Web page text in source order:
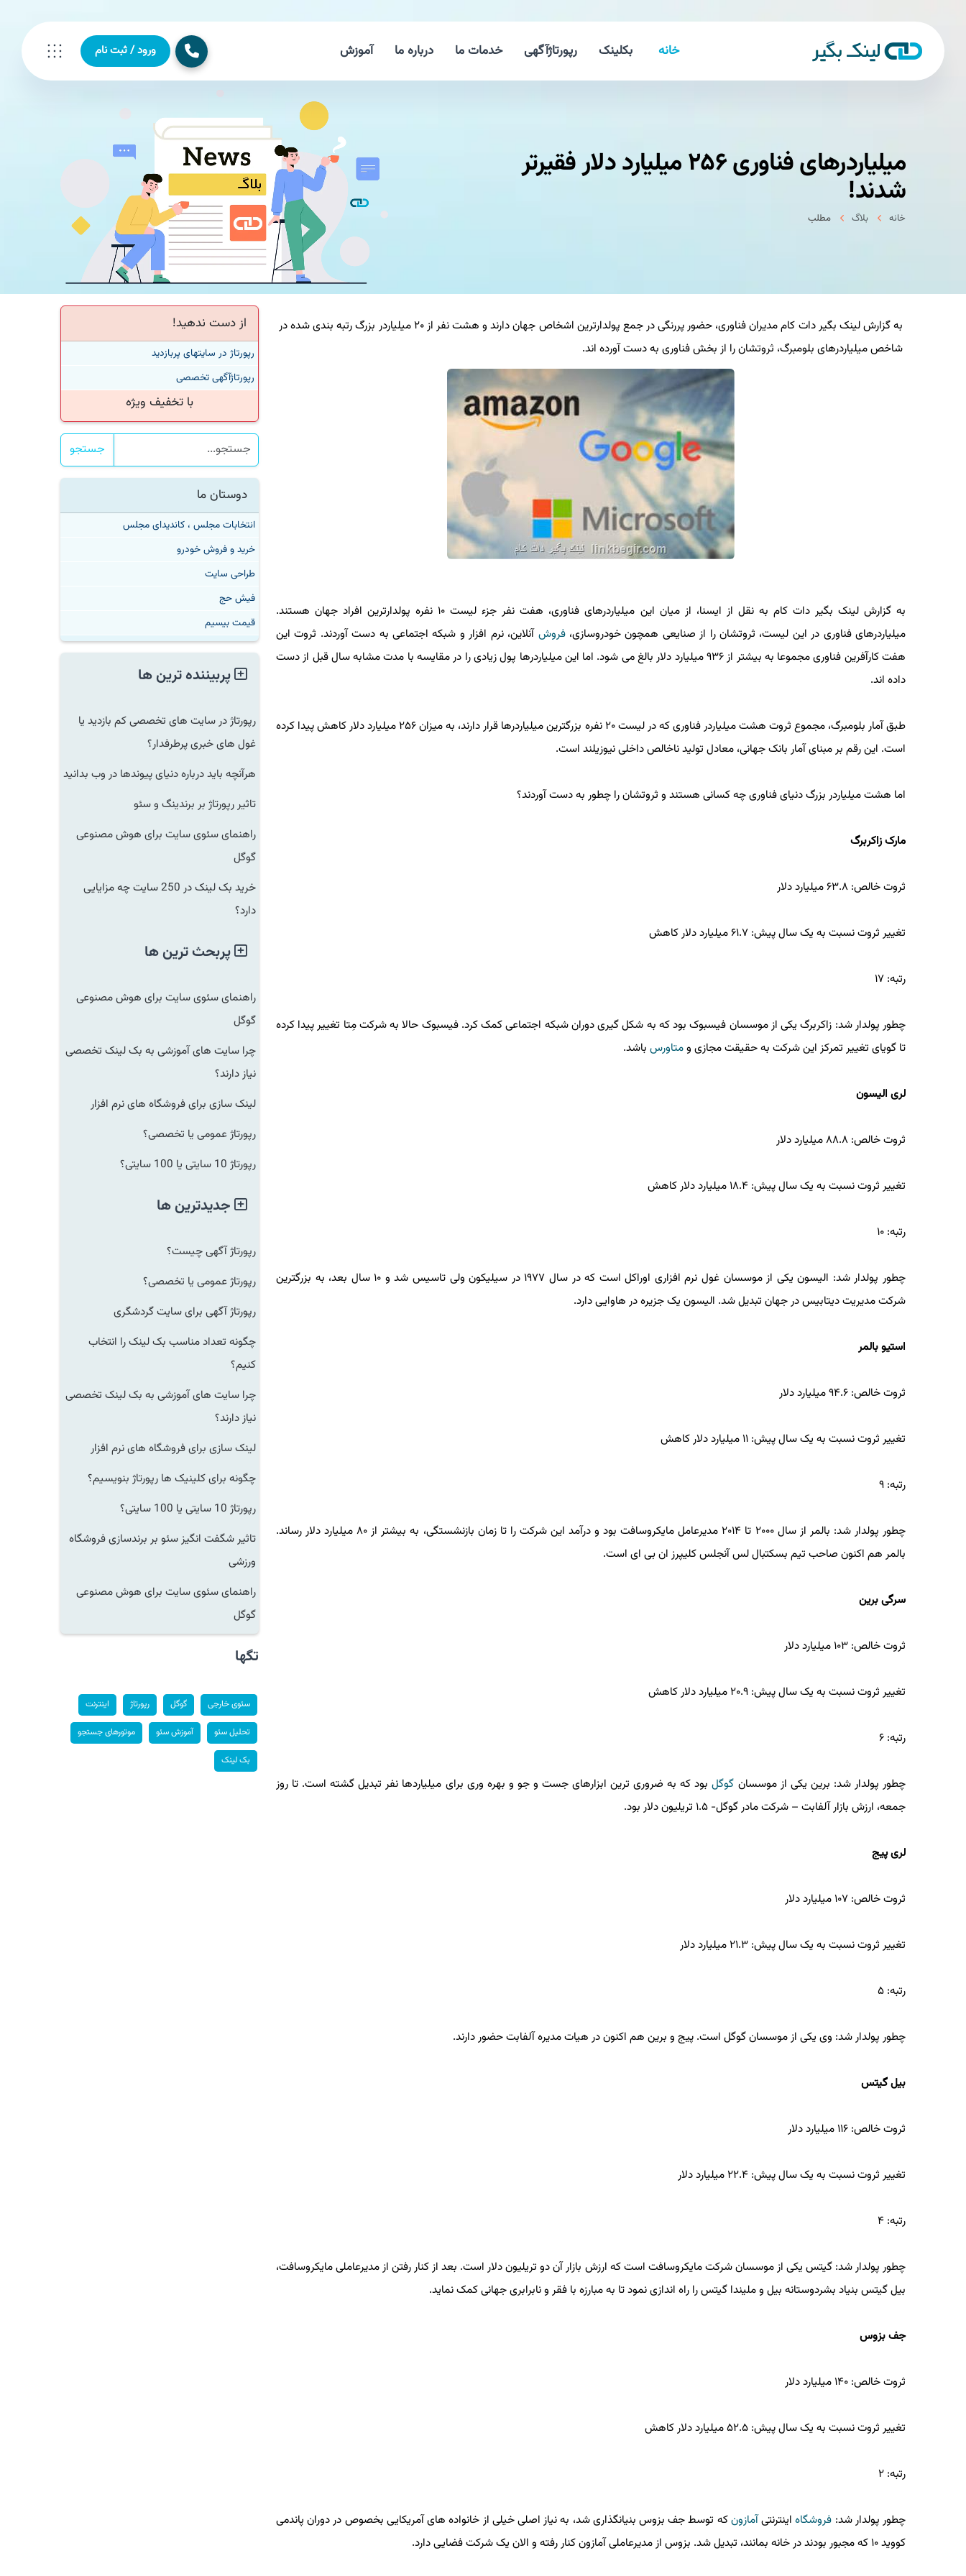
خانه بکلینک رپورتاژآگهی خدمات ما درباره ما آموزش ورود / ثبت نام
میلیاردرهای فناوری ۲۵۶ میلیارد دلار فقیرتر
شدند!
خانه بلاگ مطلب
به گزارش لینک بگیر دات کام مدیران فناوری، حضور پررنگی در جمع پولدارترین اشخاص جهان دارند و هشت نفر از ۲۰ میلیاردر بزرگ رتبه بندی شده در
شاخص میلیاردرهای بلومبرگ، ثروتشان را از بخش فناوری به دست آورده اند.
به گزارش لینک بگیر دات کام به نقل از ایسنا، از میان این میلیاردرهای فناوری، هفت نفر جزء لیست ۱۰ نفره پولدارترین افراد جهان هستند.
میلیاردرهای فناوری در این لیست، ثروتشان را از صنایعی همچون خودروسازی،فروش آنلاین، نرم افزار و شبکه اجتماعی به دست آوردند. ثروت این
هفت کارآفرین فناوری مجموعا به بیشتر از ۹۳۶ میلیارد دلار بالغ می شود. اما این میلیاردرها پول زیادی را در مقایسه با مدت مشابه سال قبل از دست
داده اند.
طبق آمار بلومبرگ، مجموع ثروت هشت میلیاردر فناوری که در لیست ۲۰ نفره بزرگترین میلیاردرها قرار دارند، به میزان ۲۵۶ میلیارد دلار کاهش پیدا کرده
است. این رقم بر مبنای آمار بانک جهانی، معادل تولید ناخالص داخلی نیوزیلند است.
اما هشت میلیاردر بزرگ دنیای فناوری چه کسانی هستند و ثروتشان را چطور به دست آوردند؟
مارک زاکربرگ
ثروت خالص: ۶۳.۸ میلیارد دلار
تغییر ثروت نسبت به یک سال پیش: ۶۱.۷ میلیارد دلار کاهش
رتبه: ۱۷
چطور پولدار شد: زاکربرگ یکی از موسسان فیسبوک بود که به شکل گیری دوران شبکه اجتماعی کمک کرد. فیسبوک حالا به شرکت مِتا تغییر پیدا کرده
تا گویای تغییر تمرکز این شرکت به حقیقت مجازی ومتاورس باشد.
لری الیسون
ثروت خالص: ۸۸.۸ میلیارد دلار
تغییر ثروت نسبت به یک سال پیش: ۱۸.۴ میلیارد دلار کاهش
رتبه: ۱۰
چطور پولدار شد: الیسون یکی از موسسان غول نرم افزاری اوراکل است که در سال ۱۹۷۷ در سیلیکون ولی تاسیس شد و ۱۰ سال بعد، به بزرگترین
شرکت مدیریت دیتابیس در جهان تبدیل شد. الیسون یک جزیره در هاوایی دارد.
استیو بالمر
ثروت خالص: ۹۴.۶ میلیارد دلار
تغییر ثروت نسبت به یک سال پیش: ۱۱ میلیارد دلار کاهش
رتبه: ۹
چطور پولدار شد: بالمر از سال ۲۰۰۰ تا ۲۰۱۴ مدیرعامل مایکروسافت بود و درآمد این شرکت را تا زمان بازنشستگی، به بیشتر از ۸۰ میلیارد دلار رساند.
بالمر هم اکنون صاحب تیم بسکتبال لس آنجلس کلیپرز ان بی ای است.
سرگی برین
ثروت خالص: ۱۰۳ میلیارد دلار
تغییر ثروت نسبت به یک سال پیش: ۲۰.۹ میلیارد دلار کاهش
رتبه: ۶
چطور پولدار شد: برین یکی از موسسان گوگلبود که به ضروری ترین ابزارهای جست و جو و بهره وری برای میلیاردها نفر تبدیل گشته است. تا روز
جمعه، ارزش بازار آلفابت – شرکت مادر گوگل- ۱.۵ تریلیون دلار بود.
لری پیج
ثروت خالص: ۱۰۷ میلیارد دلار
تغییر ثروت نسبت به یک سال پیش: ۲۱.۳ میلیارد دلار
رتبه: ۵
چطور پولدار شد: وی یکی از موسسان گوگل است. پیج و برین هم اکنون در هیات مدیره آلفابت حضور دارند.
بیل گیتس
ثروت خالص: ۱۱۶ میلیارد دلار
تغییر ثروت نسبت به یک سال پیش: ۲۲.۴ میلیارد دلار
رتبه: ۴
چطور پولدار شد: گیتس یکی از موسسان شرکت مایکروسافت است که ارزش بازار آن دو تریلیون دلار است. بعد از کنار رفتن از مدیرعاملی مایکروسافت،
بیل گیتس بنیاد بشردوستانه بیل و ملیندا گیتس را راه اندازی نمود تا به مبارزه با فقر و نابرابری جهانی کمک نماید.
جف بزوس
ثروت خالص: ۱۴۰ میلیارد دلار
تغییر ثروت نسبت به یک سال پیش: ۵۲.۵ میلیارد دلار کاهش
رتبه: ۲
چطور پولدار شد: فروشگاهاینترنتیآمازونکه توسط جف بزوس بنیانگذاری شد، به نیاز اصلی خیلی از خانواده های آمریکایی بخصوص در دوران پاندمی
کووید ۱۰ که مجبور بودند در خانه بمانند، تبدیل شد. بزوس از مدیرعاملی آمازون کنار رفته و الان یک شرکت فضایی دارد.
از دست ندهید!
رپورتاژ در سایتهای پربازدید
رپورتاژآگهی تخصصی
با تخفیف ویژه
جستجو
دوستان ما
انتخابات مجلس ، کاندیدای مجلس
خرید و فروش خودرو
طراحی سایت
فیش حج
قیمت بیسیم
پربیننده ترین ها
رپورتاژ در سایت های تخصصی کم بازدید یا
غول های خبری پرطرفدار؟
هرآنچه باید درباره دنیای پیوندها در وب بدانید
تاثیر رپورتاژ بر برندینگ و سئو
راهنمای سئوی سایت برای هوش مصنوعی
گوگل
خرید بک لینک در 250 سایت چه مزایایی
دارد؟
پربحث ترین ها
راهنمای سئوی سایت برای هوش مصنوعی
گوگل
چرا سایت های آموزشی به بک لینک تخصصی
نیاز دارند؟
لینک سازی برای فروشگاه های نرم افزار
رپورتاژ عمومی یا تخصصی؟
رپورتاژ 10 سایتی یا 100 سایتی؟
جدیدترین ها
رپورتاژ آگهی چیست؟
رپورتاژ عمومی یا تخصصی؟
رپورتاژ آگهی برای سایت گردشگری
چگونه تعداد مناسب بک لینک را انتخاب
کنیم؟
چرا سایت های آموزشی به بک لینک تخصصی
نیاز دارند؟
لینک سازی برای فروشگاه های نرم افزار
چگونه برای کلینیک ها رپورتاژ بنویسیم؟
رپورتاژ 10 سایتی یا 100 سایتی؟
تاثیر شگفت انگیز سئو بر برندسازی فروشگاه
ورزشی
راهنمای سئوی سایت برای هوش مصنوعی
گوگل
تگها
سئوی خارجی گوگل رپورتاژ اینترنت
تحلیل سئو آموزش سئو موتورهای جستجو
بک لینک